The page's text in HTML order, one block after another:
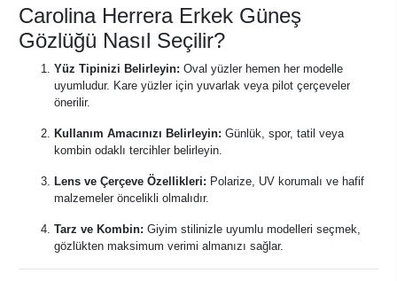
Carolina Herrera Erkek Güneş
Gözlüğü Nasıl Seçilir?
Yüz Tipinizi Belirleyin: Oval yüzler hemen her modelle
uyumludur. Kare yüzler için yuvarlak veya pilot çerçeveler
önerilir.
Kullanım Amacınızı Belirleyin: Günlük, spor, tatil veya
kombin odaklı tercihler belirleyin.
Lens ve Çerçeve Özellikleri: Polarize, UV korumalı ve hafif
malzemeler öncelikli olmalıdır.
Tarz ve Kombin: Giyim stilinizle uyumlu modelleri seçmek,
gözlükten maksimum verimi almanızı sağlar.